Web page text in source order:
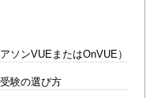
ソンVUEまたはOnVUE）
験の選び方